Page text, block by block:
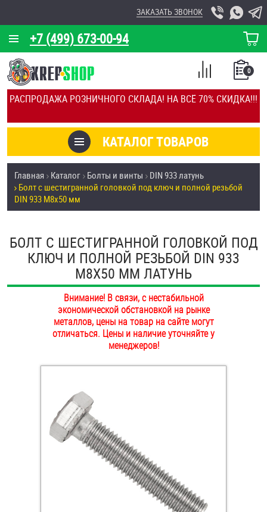
РАСПРОДАЖА РОЗНИЧНОГО СКЛАДА! НА ВСЁ 70% СКИДКА!!!
+7 (499) 673-00-94
ЗАКАЗАТЬ ЗВОНОК
КОРЗИНА
О КОМПАНИИ
КАЛЬКУЛЯТОР
ОТЗЫВЫ
УСЛУГИ
СКИДКИ
ПОКУПАТЕЛЯМ
ОПЛАТА И ДОСТАВКА
НАШИ МАГАЗИНЫ
КАТАЛОГ ТОВАРОВ
0
СПИСОК
СРАВНЕНИЕ
Товары со скидкой
Анкеры
Болты и винты
Втулки
Заклепки (Гайки-Заклепки)
Крюки, кольца с метрической резьбой
Главная Каталог Болты и винты
DIN 933 латунь
Болт с шестигранной головкой под ключ и полной резьбой
DIN 933 М8х50 мм
БОЛТ С ШЕСТИГРАННОЙ ГОЛОВКОЙ ПОД
КЛЮЧ И ПОЛНОЙ РЕЗЬБОЙ DIN 933
М8Х50 ММ ЛАТУНЬ
Внимание! В связи, с нестабильной
экономической обстановкой на рынке
металлов, цены на товар на сайте могут
отличаться. Цены и наличие уточняйте у
менеджеров!